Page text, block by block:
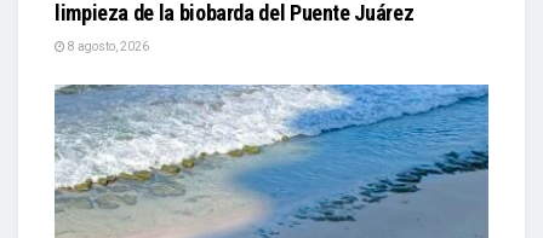
limpieza de la biobarda del Puente Juárez
8 agosto, 2026